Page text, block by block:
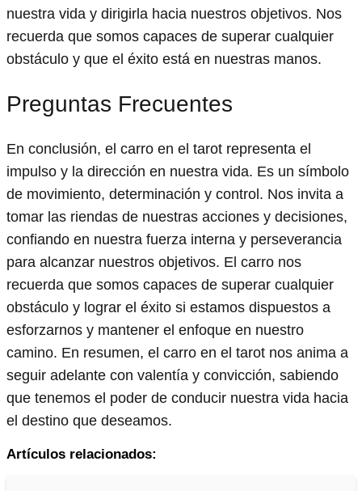
nuestra vida y dirigirla hacia nuestros objetivos. Nos
recuerda que somos capaces de superar cualquier
obstáculo y que el éxito está en nuestras manos.
Preguntas Frecuentes
En conclusión, el carro en el tarot representa el
impulso y la dirección en nuestra vida. Es un símbolo
de movimiento, determinación y control. Nos invita a
tomar las riendas de nuestras acciones y decisiones,
confiando en nuestra fuerza interna y perseverancia
para alcanzar nuestros objetivos. El carro nos
recuerda que somos capaces de superar cualquier
obstáculo y lograr el éxito si estamos dispuestos a
esforzarnos y mantener el enfoque en nuestro
camino. En resumen, el carro en el tarot nos anima a
seguir adelante con valentía y convicción, sabiendo
que tenemos el poder de conducir nuestra vida hacia
el destino que deseamos.
Artículos relacionados: